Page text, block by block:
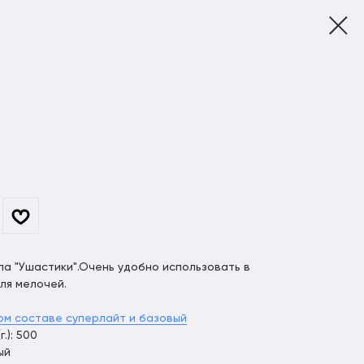
"Ушастики".Очень удобно использовать в
мелочей.
составе суперлайт и базовый
500